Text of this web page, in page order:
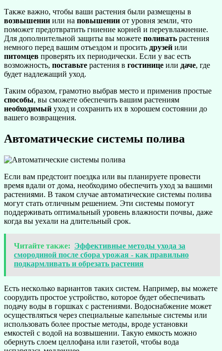
Также важно, чтобы ваши растения были размещены в
возвышении или на повышении от уровня земли, что
поможет предотвратить гниение корней и переувлажнение.
Для дополнительной защиты вы можете поливать растения
немного перед вашим отъездом и просить друзей или
питомцев проверять их периодически. Если у вас есть
возможность, поставьте растения в гостинице или даче, где
будет надлежащий уход.
Таким образом, грамотно выбрав место и применив простые
способы, вы сможете обеспечить вашим растениям
необходимый уход и сохранить их в хорошем состоянии до
вашего возвращения.
Автоматические системы полива
Если вам предстоит поездка или вы планируете провести
время вдали от дома, необходимо обеспечить уход за вашими
растениями. В таком случае автоматические системы полива
могут стать отличным решением. Эти системы помогут
поддерживать оптимальный уровень влажности почвы, даже
когда вы уехали на длительный срок.
Читайте также: Эффективные методы ухода за
смородиной после сбора урожая - как правильно
подкармливать и обрезать растения
Есть несколько вариантов таких систем. Например, вы можете
соорудить простое устройство, которое будет обеспечивать
подачу воды в горшках с растениями. Водоснабжение может
осуществляться через специальные капельные системы или
использовать более простые методы, вроде установки
емкостей с водой на возвышении. Такую емкость можно
обернуть слоем целлофана или газетой, чтобы вода